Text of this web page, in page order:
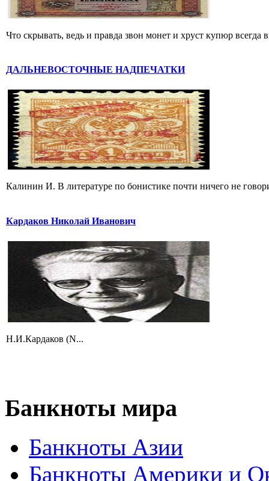
Что скрывать, ведь и правда звон монет и хруст купюр всегда
ДАЛЬНЕВОСТОЧНЫЕ НАДПЕЧАТКИ
Калинин И. В литературе по бонистике почти ничего не
Кардаков Николай Иванович
Н.И.Кардаков (N...
Банкноты мира
Банкноты Азии
Банкноты Америки и